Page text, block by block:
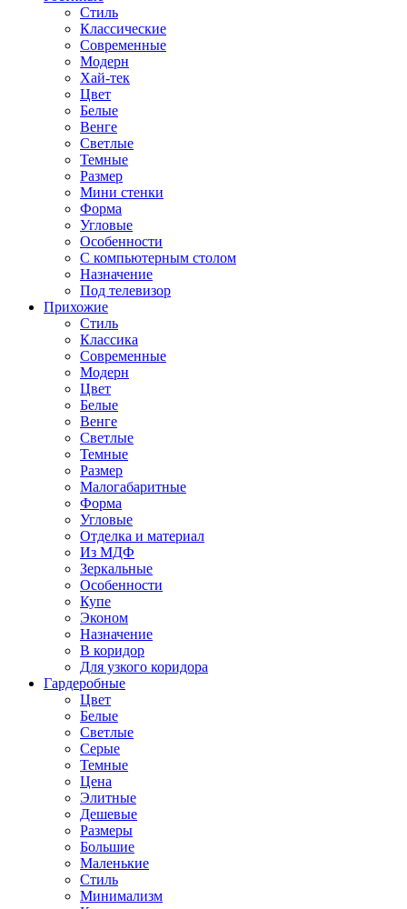
Стиль
Классические
Современные
Модерн
Хай-тек
Цвет
Белые
Венге
Светлые
Темные
Размер
Мини стенки
Форма
Угловые
Особенности
С компьютерным столом
Назначение
Под телевизор
Прихожие
Стиль
Классика
Современные
Модерн
Цвет
Белые
Венге
Светлые
Темные
Размер
Малогабаритные
Форма
Угловые
Отделка и материал
Из МДФ
Зеркальные
Особенности
Купе
Эконом
Назначение
В коридор
Для узкого коридора
Гардеробные
Цвет
Белые
Светлые
Серые
Темные
Цена
Элитные
Дешевые
Размеры
Большие
Маленькие
Стиль
Минимализм